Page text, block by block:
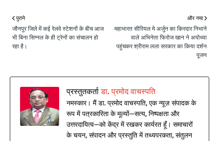
और नया
महाभारत सीरियल मे अर्जुन का किरदार निभाने
वाले अभिनेता फिरोज खान ने अयोध्या
पहुंचकर श्रीराम लला सरकार का किया दर्शन
पूजन
पुराने
जौनपुर जिले में कई रेलवे स्टेशनों के बीच आज
भी बिना सिग्नल के ही ट्रेनों का संचालन हो
रहा है।
प्रस्तुतकर्ताडा. प्रमोद वाचस्पति
नमस्कार। मैं डा. प्रमोद वाचस्पति, एक न्यूज़ संपादक के
रूप में पत्रकारिता के मूल्यों—सत्य, निष्पक्षता और
उत्तरदायित्व—को केंद्र में रखकर कार्यरत हूँ। समाचारों
के चयन, संपादन और प्रस्तुति में तथ्यपरकता, संतुलन